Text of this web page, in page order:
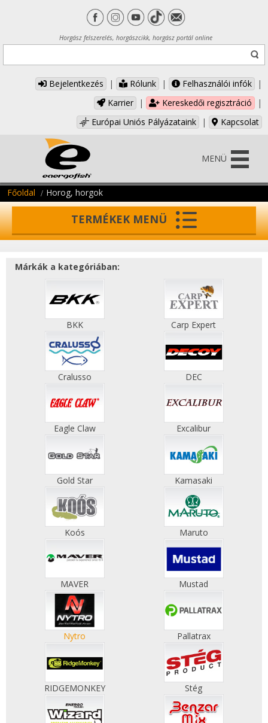
Horgász felszerelés, horgászcikk, horgász portál online
Bejelentkezés | Rólunk | Felhasználói infók
|
Karrier
| Kereskedői regisztráció
|
Európai Uniós Pályázataink
| Kapcsolat
MENÜ
Főoldal Horog, horgok
TERMÉKEK MENÜ
Márkák a kategóriában:
BKK Carp Expert
Cralusso DEC
Eagle Claw Excalibur
Gold Star Kamasaki
Koós Maruto
MAVER Mustad
Nytro Pallatrax
RIDGEMONKEY Stég